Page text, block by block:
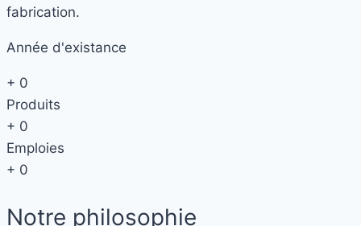
fabrication.
Année d'existance
+ 0
Produits
+ 0
Emploies
+ 0
Notre philosophie